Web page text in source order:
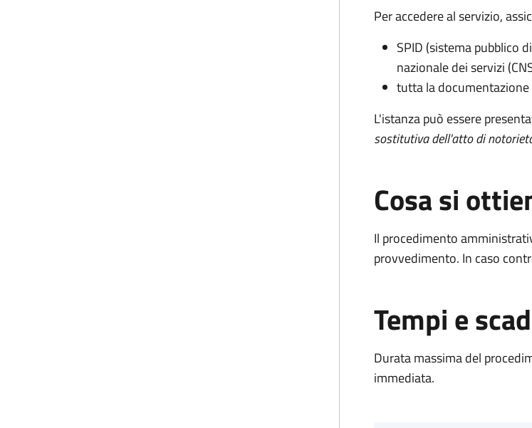
Per accedere al servizio,
SPID (sistema pubblico
nazionale dei servizi
tutta la documentazione
L'istanza può essere
sostitutiva dell'atto di
Cosa si
Il procedimento
provvedimento. In caso
Tempi e
Durata massima del
immediata.